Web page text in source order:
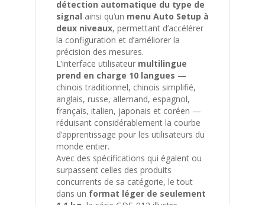
détection automatique du type de
signal ainsi qu’un menu Auto Setup à
deux niveaux, permettant d’accélérer
la configuration et d’améliorer la
précision des mesures.
L’interface utilisateur multilingue
prend en charge 10 langues —
chinois traditionnel, chinois simplifié,
anglais, russe, allemand, espagnol,
français, italien, japonais et coréen —
réduisant considérablement la courbe
d’apprentissage pour les utilisateurs du
monde entier.
Avec des spécifications qui égalent ou
surpassent celles des produits
concurrents de sa catégorie, le tout
dans un format léger de seulement